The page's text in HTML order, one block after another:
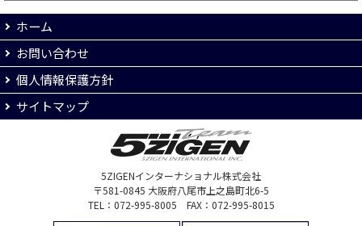
ホーム
お問い合わせ
個人情報保護方針
サイトマップ
5ZIGENインターナショナル株式会社
〒581-0845 大阪府八尾市上之島町北6-5
TEL：072-995-8005 FAX：072-995-8015